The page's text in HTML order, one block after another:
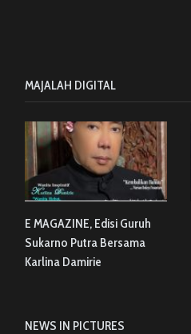
MAJALAH DIGITAL
E MAGAZINE, Edisi Guruh
Sukarno Putra Bersama
Karlina Damirie
NEWS IN PICTURES